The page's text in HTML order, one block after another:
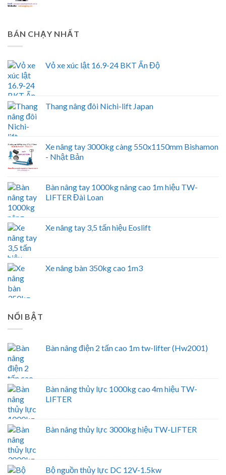
BÁN CHẠY NHẤT
Vỏ xe xúc lật 16.9-24 BKT Ấn Độ
Thang nâng đôi Nichi-lift Japan
Xe nâng tay 3000kg càng 550x1150mm Bishamon
- Nhật Bản
Bàn nâng tay 1000kg nâng cao 1m hiệu TW-
LIFTER Đài Loan
Xe nâng tay 3,5 tấn hiệu Eoslift
Xe nâng bàn 350kg cao 1m3
NỔI BẬT
Bàn nâng điện 2 tấn cao 1m tw-lifter (Hw2001)
Bàn nâng thủy lực 1000kg cao 4m hiệu TW-
LIFTER
Bàn nâng thủy lực 3000kg hiệu TW-LIFTER
Bộ nguồn thủy lực DC 12V-1.5kw